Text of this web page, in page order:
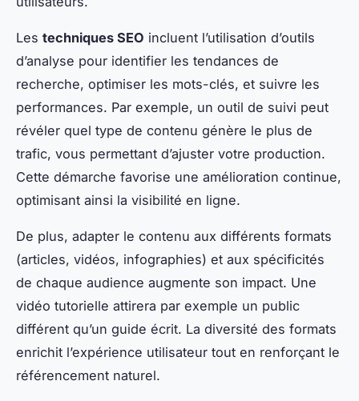
Les techniques SEO incluent l’utilisation d’outils
d’analyse pour identifier les tendances de
recherche, optimiser les mots-clés, et suivre les
performances. Par exemple, un outil de suivi peut
révéler quel type de contenu génère le plus de
trafic, vous permettant d’ajuster votre production.
Cette démarche favorise une amélioration continue,
optimisant ainsi la visibilité en ligne.
De plus, adapter le contenu aux différents formats
(articles, vidéos, infographies) et aux spécificités
de chaque audience augmente son impact. Une
vidéo tutorielle attirera par exemple un public
différent qu’un guide écrit. La diversité des formats
enrichit l’expérience utilisateur tout en renforçant le
référencement naturel.